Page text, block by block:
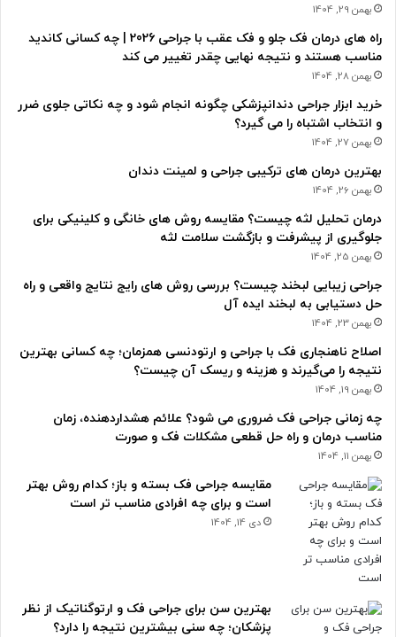
بهمن 29, 1404
راه های درمان فک جلو و فک عقب با جراحی 2026 | چه کسانی کاندید
مناسب هستند و نتیجه نهایی چقدر تغییر می کند
بهمن 28, 1404
خرید ابزار جراحی دندانپزشکی چگونه انجام شود و چه نکاتی جلوی ضرر
و انتخاب اشتباه را می گیرد؟
بهمن 27, 1404
بهترین درمان های ترکیبی جراحی و لمینت دندان
بهمن 26, 1404
درمان تحلیل لثه چیست؟ مقایسه روش های خانگی و کلینیکی برای
جلوگیری از پیشرفت و بازگشت سلامت لثه
بهمن 25, 1404
جراحی زیبایی لبخند چیست؟ بررسی روش های رایج نتایج واقعی و راه
حل دستیابی به لبخند ایده آل
بهمن 23, 1404
اصلاح ناهنجاری فک با جراحی و ارتودنسی همزمان؛ چه کسانی بهترین
نتیجه را می‌گیرند و هزینه و ریسک آن چیست؟
بهمن 19, 1404
چه زمانی جراحی فک ضروری می شود؟ علائم هشداردهنده، زمان
مناسب درمان و راه حل قطعی مشکلات فک و صورت
بهمن 11, 1404
مقایسه جراحی فک بسته و باز؛ کدام روش بهتر
است و برای چه افرادی مناسب تر است
دی 14, 1404
بهترین سن برای جراحی فک و ارتوگناتیک از نظر
پزشکان؛ چه سنی بیشترین نتیجه را دارد؟